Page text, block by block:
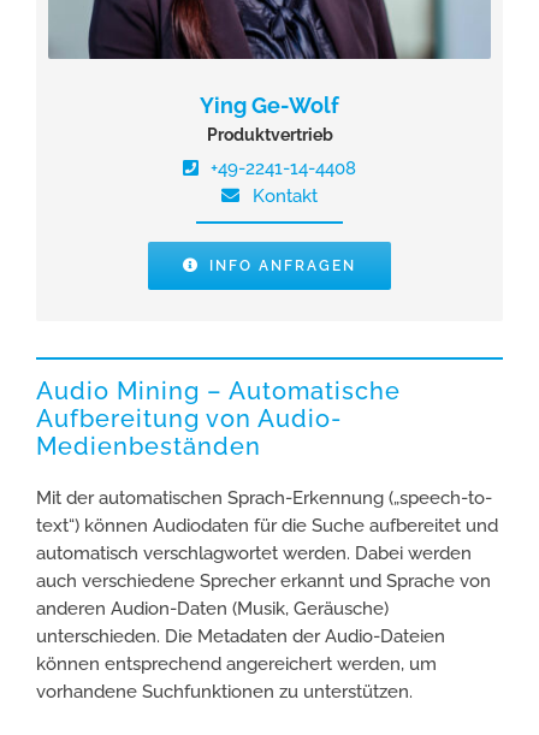
Ying Ge-Wolf
Produktvertrieb
+49-2241-14-4408
Kontakt
INFO ANFRAGEN
Audio Mining – Automatische
Aufbereitung von Audio-
Medienbeständen
Mit der automatischen Sprach-Erkennung („speech-to-
text“) können Audiodaten für die Suche aufbereitet und
automatisch verschlagwortet werden. Dabei werden
auch verschiedene Sprecher erkannt und Sprache von
anderen Audion-Daten (Musik, Geräusche)
unterschieden. Die Metadaten der Audio-Dateien
können entsprechend angereichert werden, um
vorhandene Suchfunktionen zu unterstützen.